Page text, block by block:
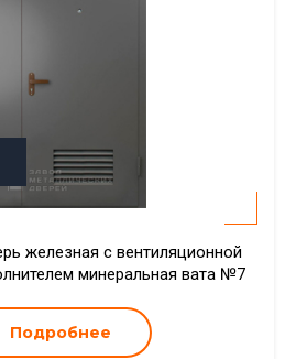
железная с вентиляционной
минеральная вата №7
Подробнее